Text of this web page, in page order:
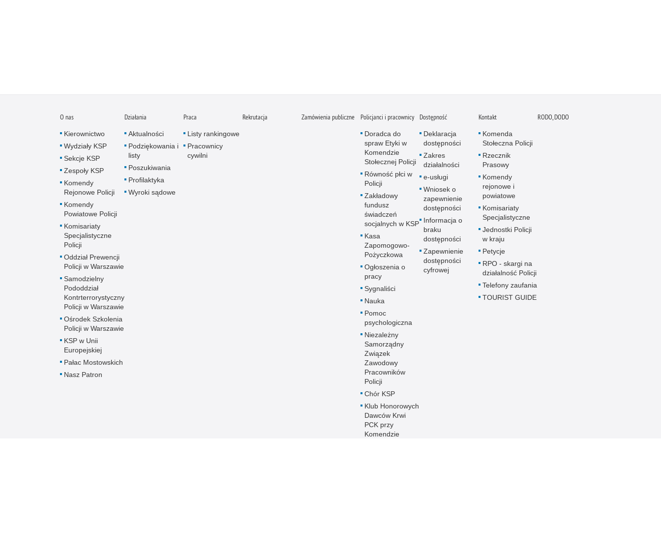
O nas
Kierownictwo
Wydziały KSP
Sekcje KSP
Zespoły KSP
Komendy
Rejonowe Policji
Komendy
Powiatowe Policji
Komisariaty
Specjalistyczne
Policji
Oddział Prewencji
Policji w Warszawie
Samodzielny
Pododdział
Kontrterrorystyczny
Policji w Warszawie
Ośrodek Szkolenia
Policji w Warszawie
KSP w Unii
Europejskiej
Pałac Mostowskich
Nasz Patron
Działania
Aktualności
Podziękowania i
listy
Poszukiwania
Profilaktyka
Wyroki sądowe
Praca
Listy rankingowe
Pracownicy
cywilni
Rekrutacja Zamówienia publiczne Policjanci i pracownicy
Doradca do
spraw Etyki w
Komendzie
Stołecznej Policji
Równość płci w
Policji
Zakładowy
fundusz
świadczeń
socjalnych w KSP
Kasa
Zapomogowo-
Pożyczkowa
Ogłoszenia o
pracy
Sygnaliści
Nauka
Pomoc
psychologiczna
Niezależny
Samorządny
Związek
Zawodowy
Pracowników
Policji
Chór KSP
Klub Honorowych
Dawców Krwi
PCK przy
Komendzie
Dostępność
Deklaracja
dostępności
Zakres
działalności
e-usługi
Wniosek o
zapewnienie
dostępności
Informacja o
braku
dostępności
Zapewnienie
dostępności
cyfrowej
Kontakt
Komenda
Stołeczna Policji
Rzecznik
Prasowy
Komendy
rejonowe i
powiatowe
Komisariaty
Specjalistyczne
Jednostki Policji
w kraju
Petycje
RPO - skargi na
działalność Policji
Telefony zaufania
TOURIST GUIDE
RODO, DODO